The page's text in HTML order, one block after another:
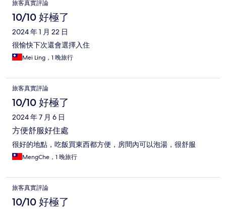
旅客真實評論
10/10 好極了
2024 年 1 月 22 日
很愉快下次還會選擇入住
Mei Ling，1 晚旅行
旅客真實評論
10/10 好極了
2024 年 7 月 6 日
方便舒服好住處
很好的地點，吃飯買東西都方便，房間內可以泡湯，很舒服
MengChe，1 晚旅行
旅客真實評論
10/10 好極了